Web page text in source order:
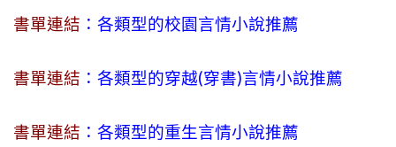
書單連結 ：各類型的校園言情小說推薦
書單連結 ：各類型的穿越(穿書)言情小說推薦
書單連結 ：各類型的重生言情小說推薦